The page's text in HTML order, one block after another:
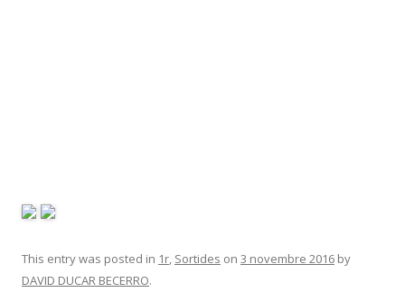
This entry was posted in 1r, Sortides on 3 novembre 2016 by
DAVID DUCAR BECERRO.